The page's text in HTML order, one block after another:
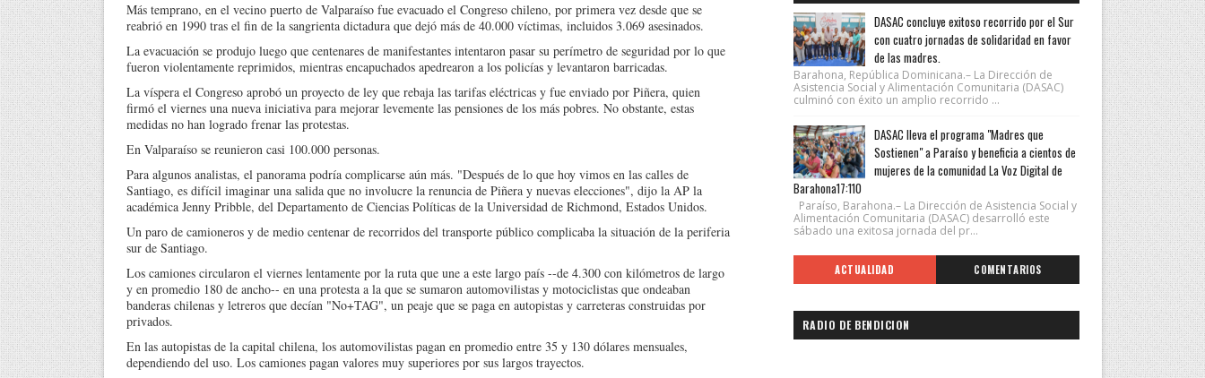
Más temprano, en el vecino puerto de Valparaíso fue evacuado el Congreso chileno, por primera vez desde que se
reabrió en 1990 tras el fin de la sangrienta dictadura que dejó más de 40.000 víctimas, incluidos 3.069 asesinados.
La evacuación se produjo luego que centenares de manifestantes intentaron pasar su perímetro de seguridad por lo que
fueron violentamente reprimidos, mientras encapuchados apedrearon a los policías y levantaron barricadas.
La víspera el Congreso aprobó un proyecto de ley que rebaja las tarifas eléctricas y fue enviado por Piñera, quien
firmó el viernes una nueva iniciativa para mejorar levemente las pensiones de los más pobres. No obstante, estas
medidas no han logrado frenar las protestas.
En Valparaíso se reunieron casi 100.000 personas.
Para algunos analistas, el panorama podría complicarse aún más. "Después de lo que hoy vimos en las calles de
Santiago, es difícil imaginar una salida que no involucre la renuncia de Piñera y nuevas elecciones", dijo la AP la
académica Jenny Pribble, del Departamento de Ciencias Políticas de la Universidad de Richmond, Estados Unidos.
Un paro de camioneros y de medio centenar de recorridos del transporte público complicaba la situación de la periferia
sur de Santiago.
Los camiones circularon el viernes lentamente por la ruta que une a este largo país --de 4.300 con kilómetros de largo
y en promedio 180 de ancho-- en una protesta a la que se sumaron automovilistas y motociclistas que ondeaban
banderas chilenas y letreros que decían "No+TAG", un peaje que se paga en autopistas y carreteras construidas por
privados.
En las autopistas de la capital chilena, los automovilistas pagan en promedio entre 35 y 130 dólares mensuales,
dependiendo del uso. Los camiones pagan valores muy superiores por sus largos trayectos.
DASAC concluye exitoso recorrido por el Sur
con cuatro jornadas de solidaridad en favor
de las madres.
Barahona, República Dominicana.– La Dirección de
Asistencia Social y Alimentación Comunitaria (DASAC)
culminó con éxito un amplio recorrido ...
DASAC lleva el programa "Madres que
Sostienen" a Paraíso y beneficia a cientos de
mujeres de la comunidad La Voz Digital de
Barahona17:110
Paraíso, Barahona.– La Dirección de Asistencia Social y
Alimentación Comunitaria (DASAC) desarrolló este
sábado una exitosa jornada del pr...
ACTUALIDAD COMENTARIOS
RADIO DE BENDICION